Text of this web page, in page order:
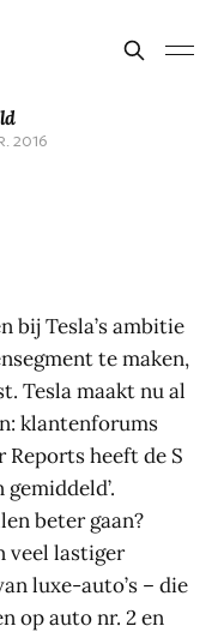
2016
bij Tesla’s ambitie
te maken,
Tesla maakt nu al
klantenforums
Reports heeft de S
beter gaan?
veel lastiger
luxe-auto’s – die
op auto nr. 2 en